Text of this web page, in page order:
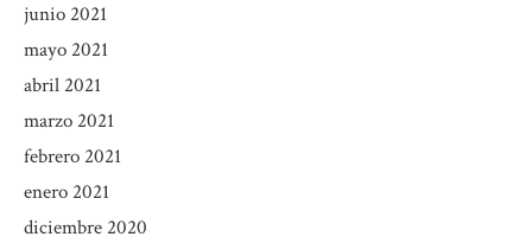
junio 2021
mayo 2021
abril 2021
marzo 2021
febrero 2021
enero 2021
diciembre 2020